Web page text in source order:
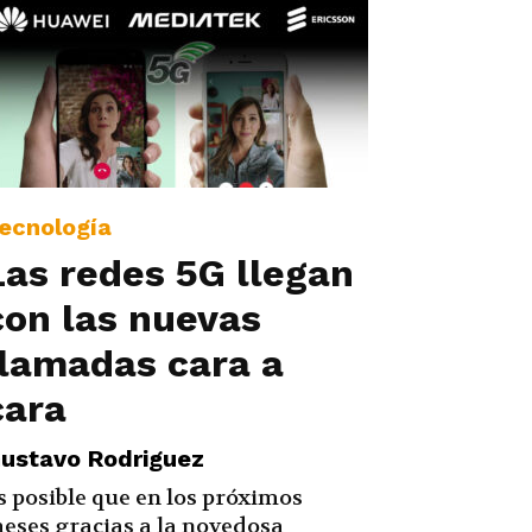
redes 5G llegan
las nuevas
cara a
Rodriguez
posible que en los próximos